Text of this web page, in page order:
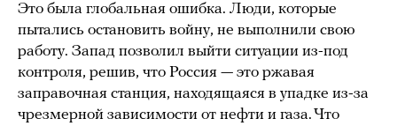
Это была глобальная ошибка. Люди, которые
пытались остановить войну, не выполнили свою
работу. Запад позволил выйти ситуации из-под
контроля, решив, что Россия — это ржавая
заправочная станция, находящаяся в упадке из-за
чрезмерной зависимости от нефти и газа. Что